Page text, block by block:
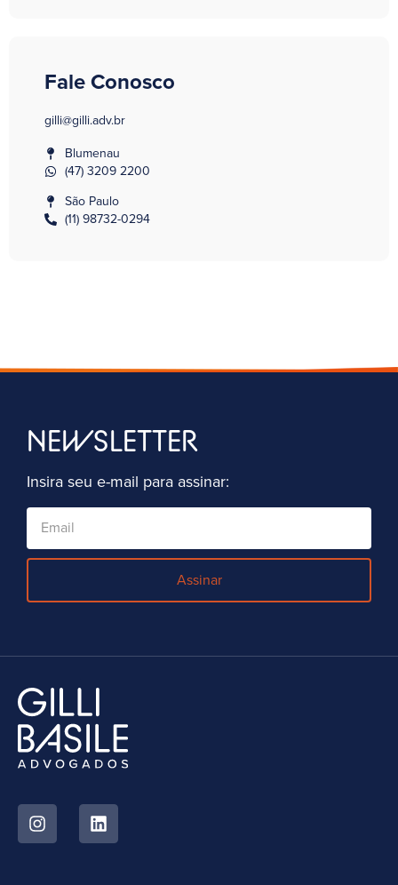
Fale Conosco
gilli@gilli.adv.br
Blumenau
(47) 3209 2200
São Paulo
(11) 98732-0294
NEWSLETTER
Insira seu e-mail para assinar:
Assinar